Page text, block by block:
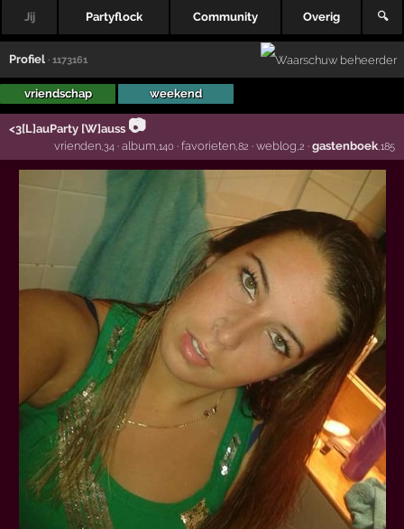
Jij Partyflock Community Overig 🔍
Profiel · 1173161
vriendschap weekend
<3[L]auParty [W]auss 📷
vrienden,34· album ,140 · favorieten,82 · weblog ,2 · gastenboek,185